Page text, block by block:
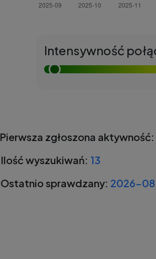
Intensywność
Pierwsza zgłoszona aktywność:
Ilość wyszukiwań: 13
Ostatnio sprawdzany: 2026-